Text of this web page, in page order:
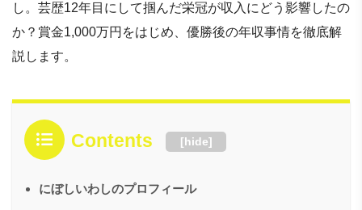
し。芸歴12年目にして掴んだ栄冠が収入にどう影響したの
か？賞金1,000万円をはじめ、優勝後の年収事情を徹底解
説します。
Contents [hide]
にぼしいわしのプロフィール